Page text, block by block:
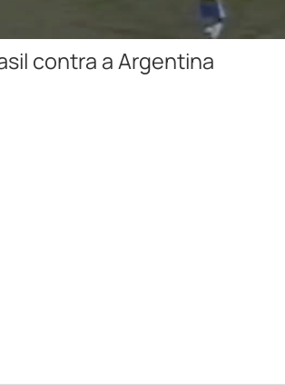
contra a Argentina